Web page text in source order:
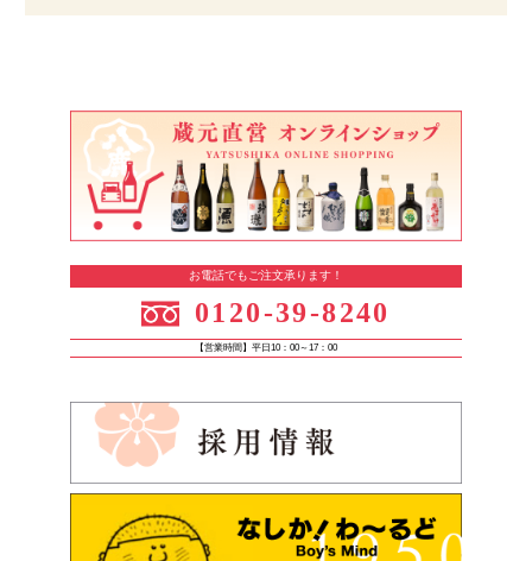
お電話でもご注文承ります！
0120-39-8240
【営業時間】平日10：00～17：00